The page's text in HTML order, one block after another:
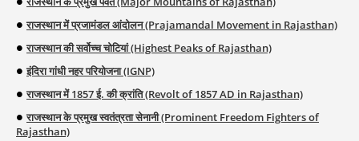
राजस्थान में प्रजामंडल आंदोलन (Prajamandal Movement in Rajasthan)
राजस्थान की सर्वोच्च चोटियां (Highest Peaks of Rajasthan)
इंदिरा गांधी नहर परियोजना (IGNP)
राजस्थान में 1857 ई. की क्रांति (Revolt of 1857 AD in Rajasthan)
राजस्थान के प्रमुख स्वतंत्रता सेनानी (Prominent Freedom Fighters of
Rajasthan)